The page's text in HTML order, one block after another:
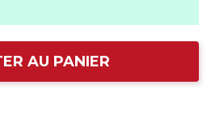
AU PANIER